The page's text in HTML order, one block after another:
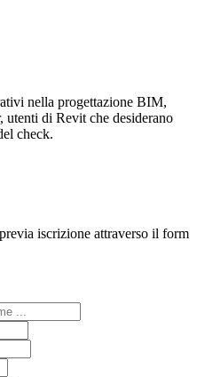
nella progettazione BIM,
di Revit che desiderano
check.
previa iscrizione attraverso il form